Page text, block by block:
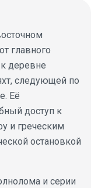
главного
деревне
следующей по
Её
доступ к
и греческим
остановкой
и серии